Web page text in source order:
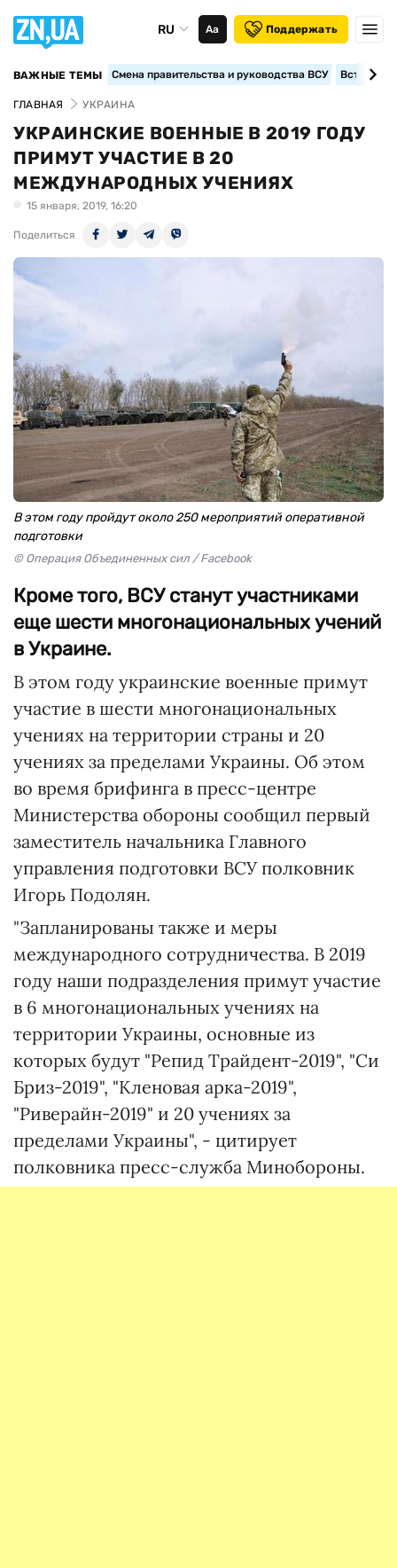
RU Аа Поддержать
ВАЖНЫЕ ТЕМЫ Смена правительства и руководства ВСУ
ГЛАВНАЯ УКРАИНА
УКРАИНСКИЕ ВОЕННЫЕ В 2019 ГОДУ
ПРИМУТ УЧАСТИЕ В 20
МЕЖДУНАРОДНЫХ УЧЕНИЯХ
15 января, 2019, 16:20
Поделиться
В этом году пройдут около 250 мероприятий оперативной
подготовки
© Операция Объединенных сил / Facebook
Кроме того, ВСУ станут участниками
еще шести многонациональных учений
в Украине.
В этом году украинские военные примут
участие в шести многонациональных
учениях на территории страны и 20
учениях за пределами Украины. Об этом
во время брифинга в пресс-центре
Министерства обороны сообщил первый
заместитель начальника Главного
управления подготовки ВСУ полковник
Игорь Подолян.
"Запланированы также и меры
международного сотрудничества. В 2019
году наши подразделения примут участие
в 6 многонациональных учениях на
территории Украины, основные из
которых будут "Репид Трайдент-2019", "Си
Бриз-2019", "Кленовая арка-2019",
"Риверайн-2019" и 20 учениях за
пределами Украины", - цитирует
полковника пресс-служба Минобороны.